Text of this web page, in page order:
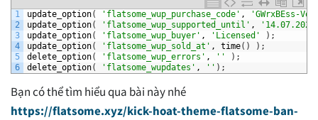
1
2
3
4
5
6
update_option( 'flatsome_wup_purchase_code' ,
'GWrxBEss-
update_option( 'flatsome_wup_supported_until' ,
update_option( 'flatsome_wup_buyer' , 'Licensed' ) ;
update_option( 'flatsome_wup_sold_at' , time( ) ) ;
delete_option( 'flatsome_wup_errors' , '' ) ;
delete_option( 'flatsome_wupdates' , '' ) ;
Bạn có thể tìm hiểu qua bài này nhé
https://flatsome.xyz/kick-hoat-theme-flatsome-ban-